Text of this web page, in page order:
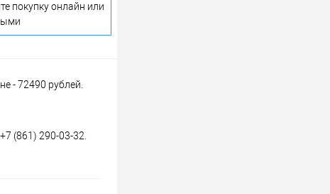
покупку онлайн или
- 72490 рублей.
(861) 290-03-32.